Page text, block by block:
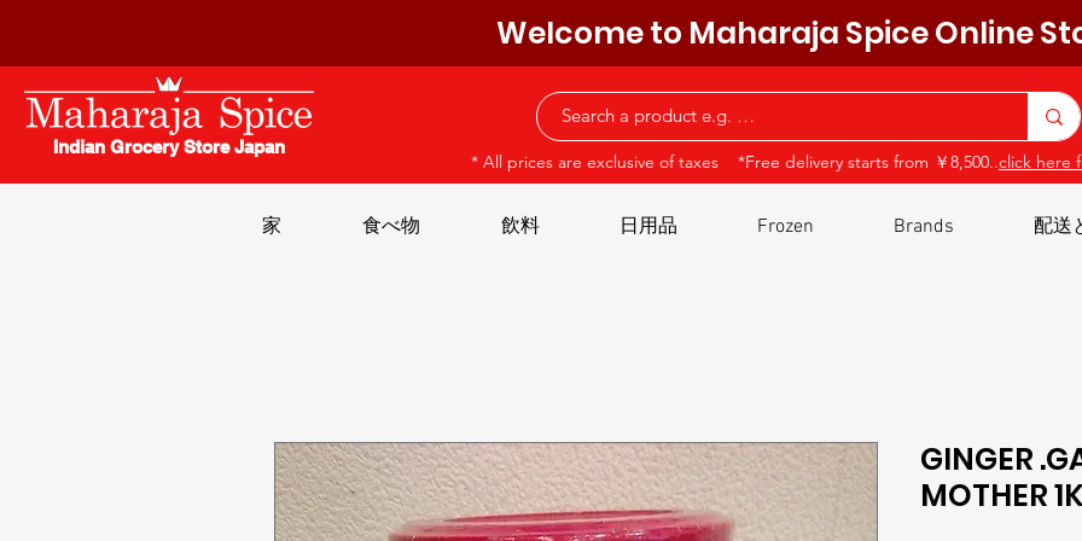
Welcome to Maharaja Spice Online
Indian Grocery Store Japan
* All prices are exclusive of taxes *Free delivery starts from ￥8,500..click here
家 食べ物 飲料 日用品 Frozen Brands 配送
GINGER
MOTHER